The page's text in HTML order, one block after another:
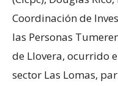
Coordinación de
las Personas
de Llovera, ocurrido
sector Las Lomas,